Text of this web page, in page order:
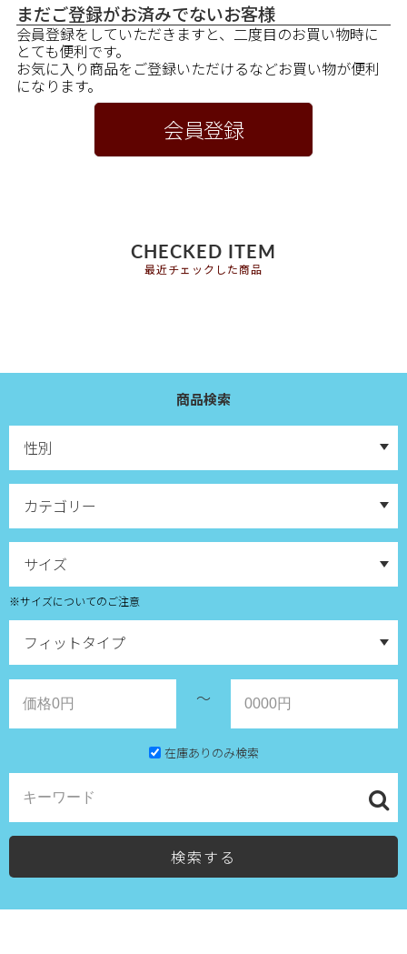
まだご登録がお済みでないお客様
会員登録をしていただきますと、二度目のお買い物時に
とても便利です。
お気に入り商品をご登録いただけるなどお買い物が便利
になります。
会員登録
CHECKED ITEM
最近チェックした商品
商品検索
※サイズについてのご注意
～
在庫ありのみ検索
検索する